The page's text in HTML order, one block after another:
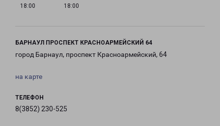
18:00
18:00
БАРНАУЛ ПРОСПЕКТ КРАСНОАРМЕЙСКИЙ 64
город Барнаул, проспект Красноармейский, 64
на карте
ТЕЛЕФОН
8(3852) 230-525